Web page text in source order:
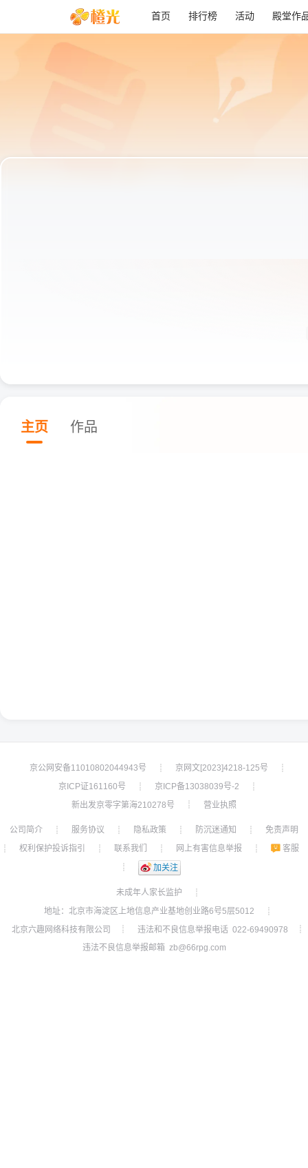
首页 排行榜 活动 殿堂作
主页 作品
京公网安备11010802044943号 ┊ 京网文[2023]4218-125号
┊
京ICP证161160号
┊ 京ICP备13038039号-2
┊
新出发京零字第海210278号
┊ 营业执照
公司简介 ┊ 服务协议 ┊ 隐私政策 ┊ 防沉迷通知 ┊
免责声明
┊
权利保护投诉指引 ┊ 联系我们 ┊ 网上有害信息举报 ┊
客服
┊
加关注
未成年人家长监护
┊
地址：北京市海淀区上地信息产业基地创业路6号5层5012
┊
北京六趣网络科技有限公司
┊ 违法和不良信息举报电话 022-69490978
┊
违法不良信息举报邮箱 zb@66rpg.com